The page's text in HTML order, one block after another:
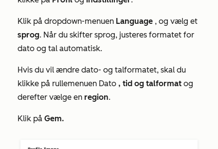
Klik på dropdown-menuen Language , og vælg et
sprog. Når du skifter sprog, justeres formatet for
dato og tal automatisk.
Hvis du vil ændre dato- og talformatet, skal du
klikke på rullemenuen Dato , tid og talformat og
derefter vælge en region.
Klik på Gem.